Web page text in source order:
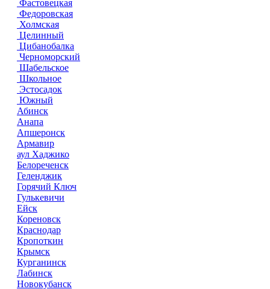
Фастовецкая
Федоровская
Холмская
Целинный
Цибанобалка
Черноморский
Шабельское
Школьное
Эстосадок
Южный
Абинск
Анапа
Апшеронск
Армавир
аул Хаджико
Белореченск
Геленджик
Горячий Ключ
Гулькевичи
Ейск
Кореновск
Краснодар
Кропоткин
Крымск
Курганинск
Лабинск
Новокубанск